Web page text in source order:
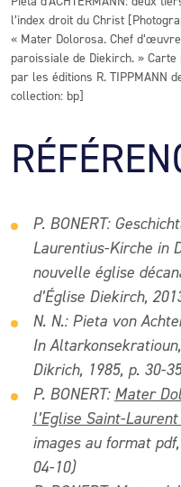
l’index droit du Christ
« Mater Dolorosa. Chef
paroissiale de Diekirch. »
par les éditions R. TIPPMANN
collection: bp]
P. BONERT:
Laurentius-Kirche in
nouvelle église
d’Église Diekirch,
N. N.: Pieta von
In
Dikrich, 1985, p. 30-35
P. BONERT: Mater
l’Eglise Saint-
images au format
04-10)